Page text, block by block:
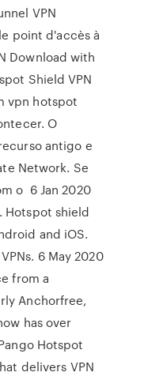
VPN
point d'accès à
Download with
Shield VPN
vpn hotspot
O
antigo e
Network. Se
o 6 Jan 2020
Hotspot shield
and iOS.
6 May 2020
from a
Anchorfree,
has over
Hotspot
delivers VPN